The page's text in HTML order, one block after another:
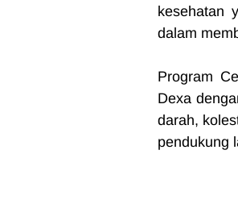
kesehatan
dalam
Program
Dexa
darah,
pendukung